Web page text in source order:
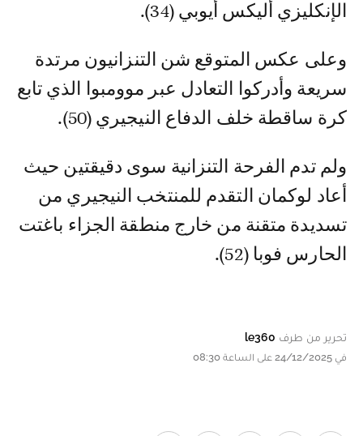
الإنكليزي أليكس أيوبي (34).
وعلى عكس المتوقع شن التنزانيون مرتدة
سريعة وأدركوا التعادل عبر موومبوا الذي تابع
كرة ساقطة خلف الدفاع النيجيري (50).
ولم تدم الفرحة التنزانية سوى دقيقتين حيث
أعاد لوكمان التقدم للمنتخب النيجيري من
تسديدة متقنة من خارج منطقة الجزاء باغتت
الحارس فوبا (52).
تحرير من طرف le360
في 24/12/2025 على الساعة 08:30